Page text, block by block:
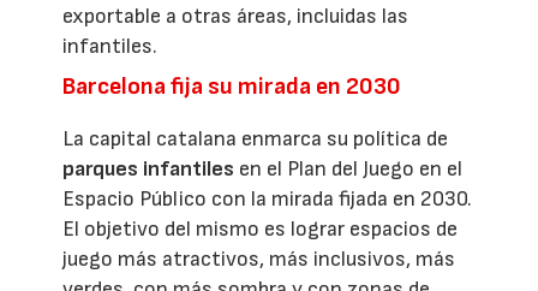
exportable a otras áreas, incluidas las
infantiles.
Barcelona fija su mirada en 2030
La capital catalana enmarca su política de
parques infantiles en el Plan del Juego en el
Espacio Público con la mirada fijada en 2030.
El objetivo del mismo es lograr espacios de
juego más atractivos, más inclusivos, más